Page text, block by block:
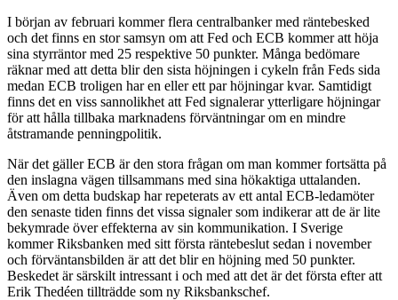
I början av februari kommer flera centralbanker med räntebesked
och det finns en stor samsyn om att Fed och ECB kommer att höja
sina styrräntor med 25 respektive 50 punkter. Många bedömare
räknar med att detta blir den sista höjningen i cykeln från Feds sida
medan ECB troligen har en eller ett par höjningar kvar. Samtidigt
finns det en viss sannolikhet att Fed signalerar ytterligare höjningar
för att hålla tillbaka marknadens förväntningar om en mindre
åtstramande penningpolitik.
När det gäller ECB är den stora frågan om man kommer fortsätta på
den inslagna vägen tillsammans med sina hökaktiga uttalanden.
Även om detta budskap har repeterats av ett antal ECB-ledamöter
den senaste tiden finns det vissa signaler som indikerar att de är lite
bekymrade över effekterna av sin kommunikation. I Sverige
kommer Riksbanken med sitt första räntebeslut sedan i november
och förväntansbilden är att det blir en höjning med 50 punkter.
Beskedet är särskilt intressant i och med att det är det första efter att
Erik Thedéen tillträdde som ny Riksbankschef.